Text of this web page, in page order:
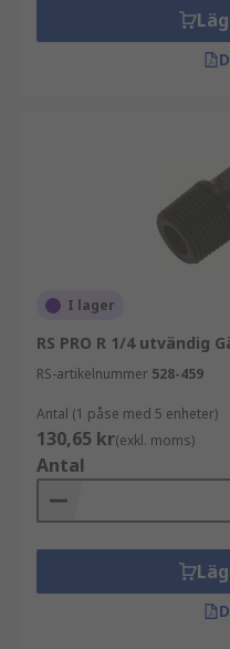
I lager
RS PRO R 1/4 utvändig
RS-artikelnummer 528-459
Antal (1 påse med 5 enheter)
130,65 kr(exkl. moms)
Antal